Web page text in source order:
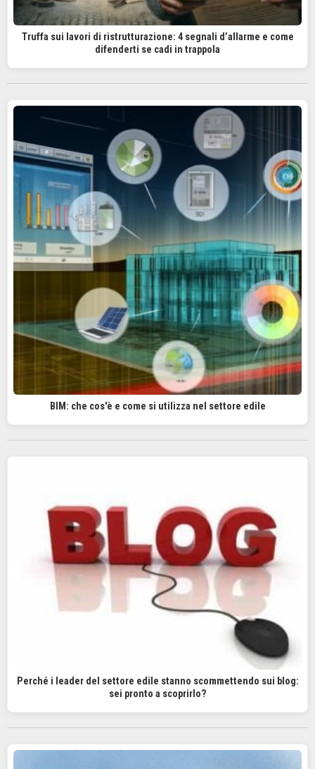
Truffa sui lavori di ristrutturazione: 4 segnali d’allarme e come
difenderti se cadi in trappola
BIM: che cos'è e come si utilizza nel settore edile
Perché i leader del settore edile stanno scommettendo sui blog:
sei pronto a scoprirlo?